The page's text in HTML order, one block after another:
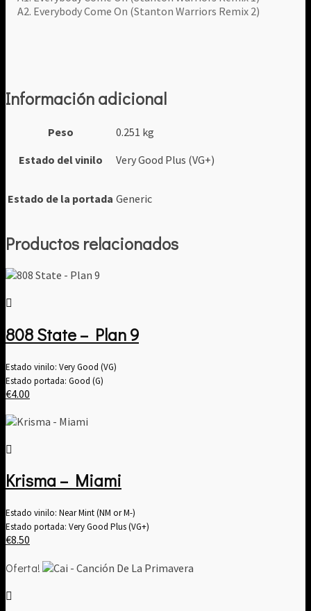
A2. Everybody Come On (Stanton Warriors Remix 2)
Información adicional
Peso
0.251 kg
Estado del vinilo
Very Good Plus (VG+)
Estado de la portada Generic
Productos relacionados
808 State – Plan 9
Estado vinilo: Very Good (VG)
Estado portada: Good (G)
€4.00
Krisma – Miami
Estado vinilo: Near Mint (NM or M-)
Estado portada: Very Good Plus (VG+)
€8.50
Oferta!